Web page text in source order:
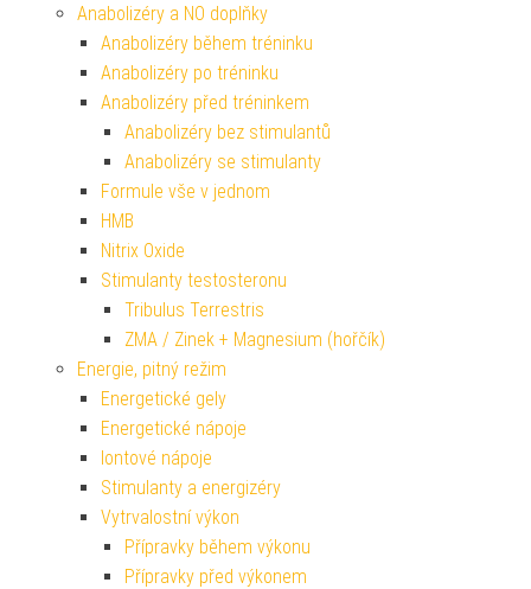
Anabolizéry a NO doplňky
Anabolizéry během tréninku
Anabolizéry po tréninku
Anabolizéry před tréninkem
Anabolizéry bez stimulantů
Anabolizéry se stimulanty
Formule vše v jednom
HMB
Nitrix Oxide
Stimulanty testosteronu
Tribulus Terrestris
ZMA / Zinek + Magnesium (hořčík)
Energie, pitný režim
Energetické gely
Energetické nápoje
Iontové nápoje
Stimulanty a energizéry
Vytrvalostní výkon
Přípravky během výkonu
Přípravky před výkonem